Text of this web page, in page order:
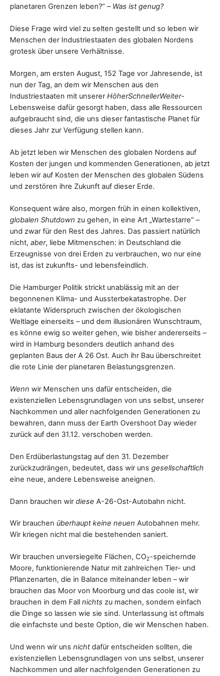
planetaren Grenzen leben?“ – Was ist genug?
Diese Frage wird viel zu selten gestellt und so leben wir
Menschen der Industriestaaten des globalen Nordens
grotesk über unsere Verhältnisse.
Morgen, am ersten August, 152 Tage vor Jahresende, ist
nun der Tag, an dem wir Menschen aus den
Industriestaaten mit unserer HöherSchnellerWeiter-
Lebensweise dafür gesorgt haben, dass alle Ressourcen
aufgebraucht sind, die uns dieser fantastische Planet für
dieses Jahr zur Verfügung stellen kann.
Ab jetzt leben wir Menschen des globalen Nordens auf
Kosten der jungen und kommenden Generationen, ab jetzt
leben wir auf Kosten der Menschen des globalen Südens
und zerstören ihre Zukunft auf dieser Erde.
Konsequent wäre also, morgen früh in einen kollektiven,
globalen Shutdown zu gehen, in eine Art „Wartestarre“ –
und zwar für den Rest des Jahres. Das passiert natürlich
nicht, aber, liebe Mitmenschen: in Deutschland die
Erzeugnisse von drei Erden zu verbrauchen, wo nur eine
ist, das ist zukunfts- und lebensfeindlich.
Die Hamburger Politik strickt unablässig mit an der
begonnenen Klima- und Aussterbekatastrophe. Der
eklatante Widerspruch zwischen der ökologischen
Weltlage einerseits – und dem illusionären Wunschtraum,
es könne ewig so weiter gehen, wie bisher andererseits –
wird in Hamburg besonders deutlich anhand des
geplanten Baus der A 26 Ost. Auch ihr Bau überschreitet
die rote Linie der planetaren Belastungsgrenzen.
Wenn wir Menschen uns dafür entscheiden, die
existenziellen Lebensgrundlagen von uns selbst, unserer
Nachkommen und aller nachfolgenden Generationen zu
bewahren, dann muss der Earth Overshoot Day wieder
zurück auf den 31.12. verschoben werden.
Den Erdüberlastungstag auf den 31. Dezember
zurückzudrängen, bedeutet, dass wir uns gesellschaftlich
eine neue, andere Lebensweise aneignen.
Dann brauchen wir diese A-26-Ost-Autobahn nicht.
Wir brauchen überhaupt keine neuen Autobahnen mehr.
Wir kriegen nicht mal die bestehenden saniert.
Wir brauchen unversiegelte Flächen, CO2-speichernde
Moore, funktionierende Natur mit zahlreichen Tier- und
Pflanzenarten, die in Balance miteinander leben – wir
brauchen das Moor von Moorburg und das coole ist, wir
brauchen in dem Fall nichts zu machen, sondern einfach
die Dinge so lassen wie sie sind. Unterlassung ist oftmals
die einfachste und beste Option, die wir Menschen haben.
Und wenn wir uns nichtdafür entscheiden sollten, die
existenziellen Lebensgrundlagen von uns selbst, unserer
Nachkommen und aller nachfolgenden Generationen zu